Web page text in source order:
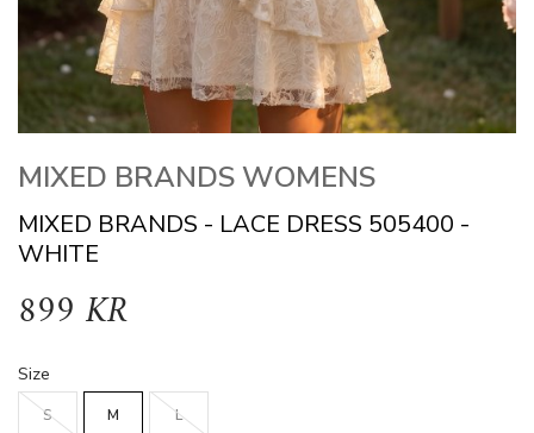
MIXED BRANDS WOMENS
MIXED BRANDS - LACE DRESS 505400 -
WHITE
899 KR
Size
S M L